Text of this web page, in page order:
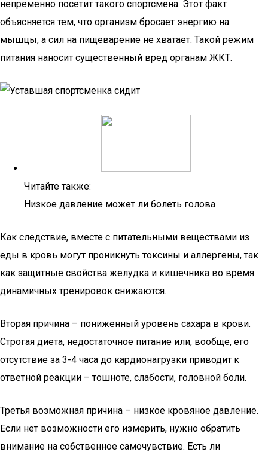
непременно посетит такого спортсмена. Этот факт
объясняется тем, что организм бросает энергию на
мышцы, а сил на пищеварение не хватает. Такой режим
питания наносит существенный вред органам ЖКТ.
Читайте также:
Низкое давление может ли болеть голова
Как следствие, вместе с питательными веществами из
еды в кровь могут проникнуть токсины и аллергены, так
как защитные свойства желудка и кишечника во время
динамичных тренировок снижаются.
Вторая причина – пониженный уровень сахара в крови.
Строгая диета, недостаточное питание или, вообще, его
отсутствие за 3-4 часа до кардионагрузки приводит к
ответной реакции – тошноте, слабости, головной боли.
Третья возможная причина – низкое кровяное давление.
Если нет возможности его измерить, нужно обратить
внимание на собственное самочувствие. Есть ли